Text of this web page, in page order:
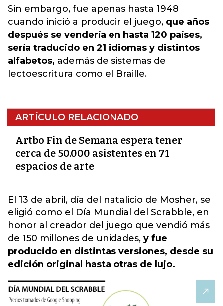
Sin embargo, fue apenas hasta 1948
cuando inició a producir el juego, que años
después se vendería en hasta 120 países,
sería traducido en 21 idiomas y distintos
alfabetos, además de sistemas de
lectoescritura como el Braille.
ARTÍCULO RELACIONADO
Artbo Fin de Semana espera tener
cerca de 50.000 asistentes en 71
espacios de arte
El 13 de abril, día del natalicio de Mosher, se
eligió como el Día Mundial del Scrabble, en
honor al creador del juego que vendió más
de 150 millones de unidades, y fue
producido en distintas versiones, desde su
edición original hasta otras de lujo.